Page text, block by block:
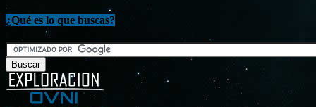
¿Qué es lo que buscas?